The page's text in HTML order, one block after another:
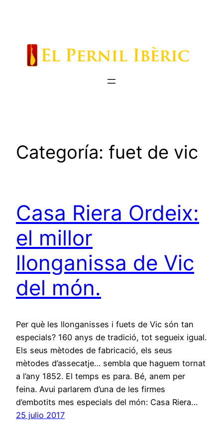
Categoría: fuet de vic
Casa Riera Ordeix:
el millor
llonganissa de Vic
del món.
Per què les llonganisses i fuets de Vic són tan
especials? 160 anys de tradició, tot segueix igual.
Els seus mètodes de fabricació, els seus
mètodes d’assecatje… sembla que haguem tornat
a l’any 1852. El temps es para. Bé, anem per
feina. Avui parlarem d’una de les firmes
d’embotits mes especials del món: Casa Riera…
25 julio 2017